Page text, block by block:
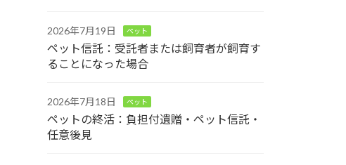
2026年7月19日 ペット
ペット信託：受託者または飼育者が飼育す
ることになった場合
2026年7月18日 ペット
ペットの終活：負担付遺贈・ペット信託・
任意後見